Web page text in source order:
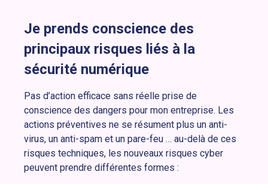
Je prends conscience des
principaux risques liés à la
sécurité numérique
Pas d’action efficace sans réelle prise de
conscience des dangers pour mon entreprise. Les
actions préventives ne se résument plus un anti-
virus, un anti-spam et un pare-feu … au-delà de ces
risques techniques, les nouveaux risques cyber
peuvent prendre différentes formes :